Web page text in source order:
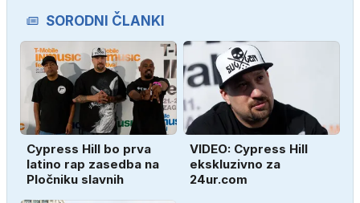
SORODNI ČLANKI
Cypress Hill bo prva
latino rap zasedba na
Pločniku slavnih
VIDEO: Cypress Hill
ekskluzivno za
24ur.com